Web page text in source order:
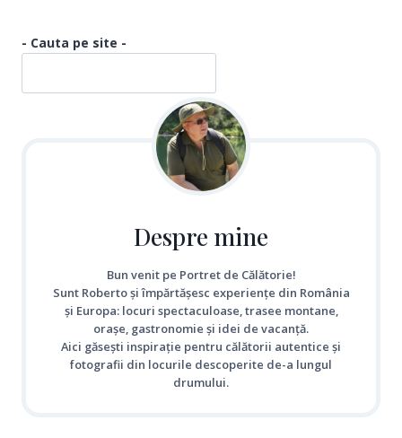
- Cauta pe site -
Despre mine
Bun venit pe Portret de Călătorie!
Sunt Roberto și împărtășesc experiențe din România
și Europa: locuri spectaculoase, trasee montane,
orașe, gastronomie și idei de vacanță.
Aici găsești inspirație pentru călătorii autentice și
fotografii din locurile descoperite de-a lungul
drumului.